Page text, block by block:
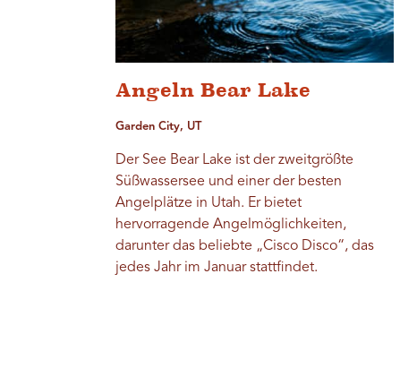
Angeln Bear Lake
Garden City, UT
Der See Bear Lake ist der zweitgrößte
Süßwassersee und einer der besten
Angelplätze in Utah. Er bietet
hervorragende Angelmöglichkeiten,
darunter das beliebte „Cisco Disco“, das
jedes Jahr im Januar stattfindet.